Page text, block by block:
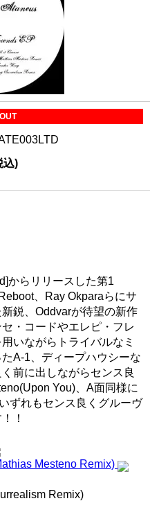
込)
からリリースした第1
、Ray Okparaらにサ
鋭、Oddvarが待望の新作
・コードやエレピ・フレ
いながらトライバルなミ
A-1、ディープハウシーな
前に出しながらセンス良
You)、A面同様に
ずれもセンス良くグルーヴ
！
Mesteno Remix)
Remix)